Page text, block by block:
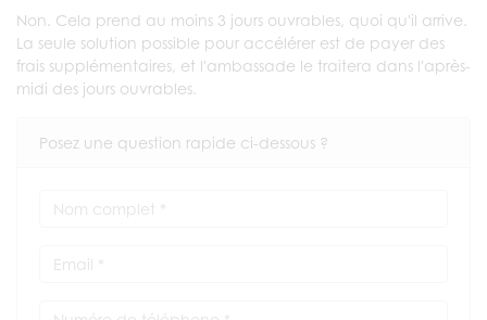
Non. Cela prend au moins 3 jours ouvrables, quoi qu'il arrive.
La seule solution possible pour accélérer est de payer des
frais supplémentaires, et l'ambassade le traitera dans l'après-
midi des jours ouvrables.
Posez une question rapide ci-dessous ?